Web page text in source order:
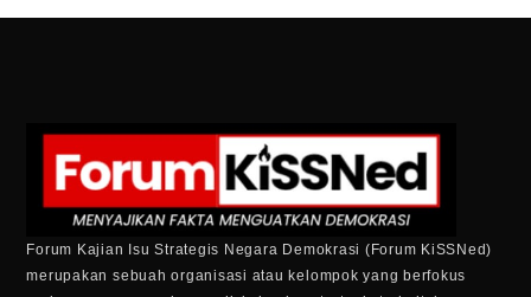
Forum Kajian Isu Strategis Negara Demokrasi (Forum KiSSNed)
merupakan sebuah organisasi atau kelompok yang berfokus